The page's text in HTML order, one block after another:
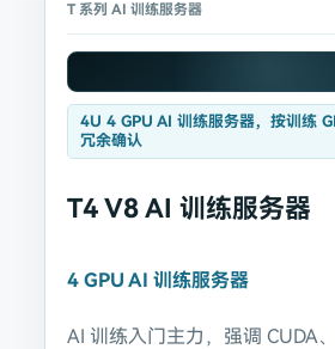
T 系列 AI 训练服务器
4U 4 GPU AI 训练服务器，按训练
冗余确认
T4 V8 AI 训练服务器
4 GPU AI 训练服务器
AI 训练入门主力，强调 CUDA